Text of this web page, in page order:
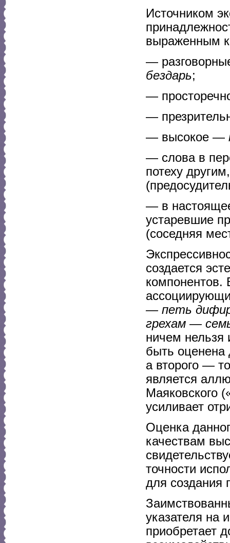
Источником
выраженным
—
бездарь;
—
—
— высокое —
— слова в
потеху
— в
устаревшие
(соседняя
создается
компонентов.
— петь
грехам —
ничем нельзя
быть оценена
а второго —
является
Маяковского
усиливает
Оценка
качествам
точности
для создания
указателя на
приобретает